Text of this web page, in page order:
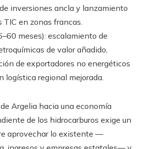
inversiones ancla y lanzamiento
TIC en zonas francas.
meses): escalamiento de
de valor añadido,
de exportadores no energéticos
logística regional mejorada.
Argelia hacia una economía
de los hidrocarburos exige un
aprovechar lo existente —